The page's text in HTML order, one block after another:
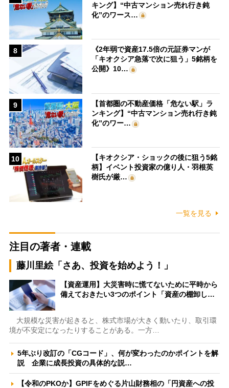
キング】“中古マンション売れ行き鈍
化”のワース…
8
《2年弱で資産17.5倍の元証券マンが
「キオクシア急落で次に狙う」5銘柄を
公開》10…
9
【首都圏の不動産価格「危ない駅」ラ
ンキング】“中古マンション売れ行き鈍
化”のワー…
10
【キオクシア・ショックの後に狙う5銘
柄】イベント投資家の億り人・羽根英
樹氏が厳…
一覧を見る
注目の著者・連載
藤川里絵「さあ、投資を始めよう！」
【資産運用】大災害時に慌てないために平時から
備えておきたい3つのポイント「資産の棚卸し…
大規模な災害が起きると、株式市場が大きく動いたり、取引環
境が不安定になったりすることがある。一方…
5年ぶり改訂の「CGコード」、何が変わったのかポイントを解
説 企業に成長投資の具体的な説…
【令和のPKOか】GPIFをめぐる片山財務相の「円資産への投